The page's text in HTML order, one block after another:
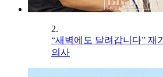
2.
“새벽에도 달려갑니다” 재
의사